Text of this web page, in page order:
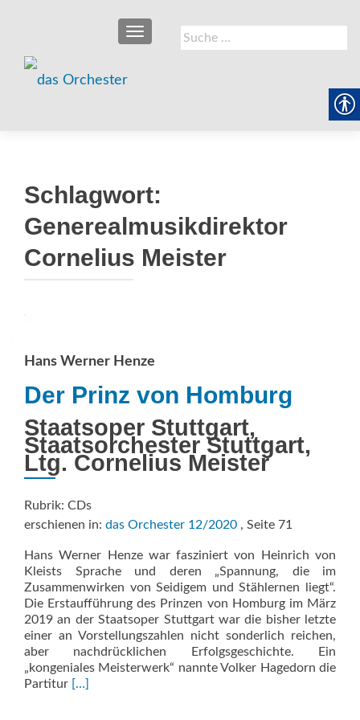
Suche
nach:
SCHALTE NAVIGATION
Schlagwort:
Generealmusikdirektor
Cornelius Meister
Hans Werner Henze
Der Prinz von Homburg
Staatsoper Stuttgart,
Staatsorchester Stuttgart,
Ltg. Cornelius Meister
Rubrik: CDs
erschienen in: das Orchester 12/2020 , Seite 71
Hans Werner Henze war fasziniert von Heinrich von
Kleists Sprache und deren „Spannung, die im
Zusammenwirken von Seidigem und Stählernen liegt“.
Die Erstaufführung des Prinzen von Homburg im März
2019 an der Staatsoper Stuttgart war die bisher letzte
einer an Vorstellungszahlen nicht sonderlich reichen,
aber nachdrücklichen Erfolgsgeschichte. Ein
„kongeniales Meisterwerk“ nannte Volker Hagedorn die
Partitur Read
[…]